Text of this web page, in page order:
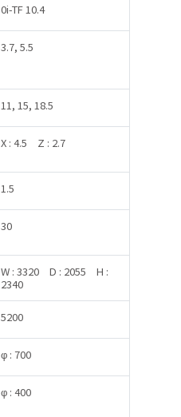
0i-TF 10.4
3.7, 5.5
11, 15, 18.5
X : 4.5 Z : 2.7
1.5
30
W : 3320 D : 2055
H :
2340
5200
φ : 700
φ : 400